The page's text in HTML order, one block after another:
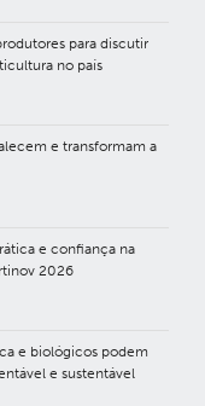
para discutir
no país
e transformam a
e confiança na
2026
e biológicos podem
e sustentável